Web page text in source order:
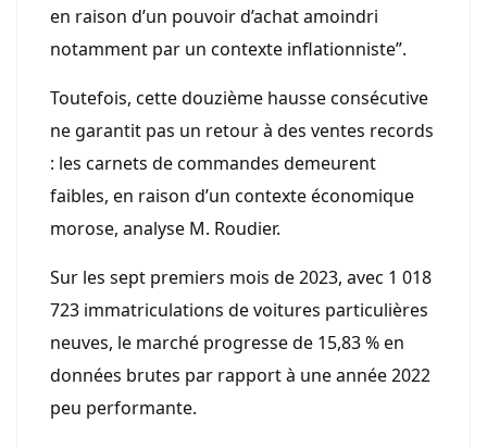
en raison d’un pouvoir d’achat amoindri
notamment par un contexte inflationniste”.
Toutefois, cette douzième hausse consécutive
ne garantit pas un retour à des ventes records
: les carnets de commandes demeurent
faibles, en raison d’un contexte économique
morose, analyse M. Roudier.
Sur les sept premiers mois de 2023, avec 1 018
723 immatriculations de voitures particulières
neuves, le marché progresse de 15,83 % en
données brutes par rapport à une année 2022
peu performante.